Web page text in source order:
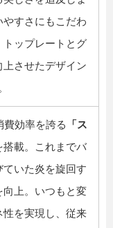
やすさにもこだわ
トップレートとグ
上させたデザイン
費効率を誇る
「ス
搭載。これまでバ
いた炎を旋回す
向上。いつもと変
性を実現し、従来